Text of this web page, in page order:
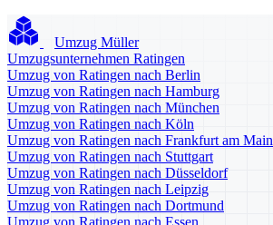
Umzug Müller
Umzugsunternehmen Ratingen
Umzug von Ratingen nach Berlin
Umzug von Ratingen nach Hamburg
Umzug von Ratingen nach München
Umzug von Ratingen nach Köln
Umzug von Ratingen nach Frankfurt am Main
Umzug von Ratingen nach Stuttgart
Umzug von Ratingen nach Düsseldorf
Umzug von Ratingen nach Leipzig
Umzug von Ratingen nach Dortmund